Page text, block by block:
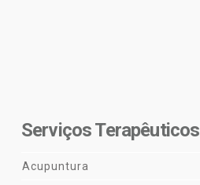
Serviços Terapêuticos
Acupuntura